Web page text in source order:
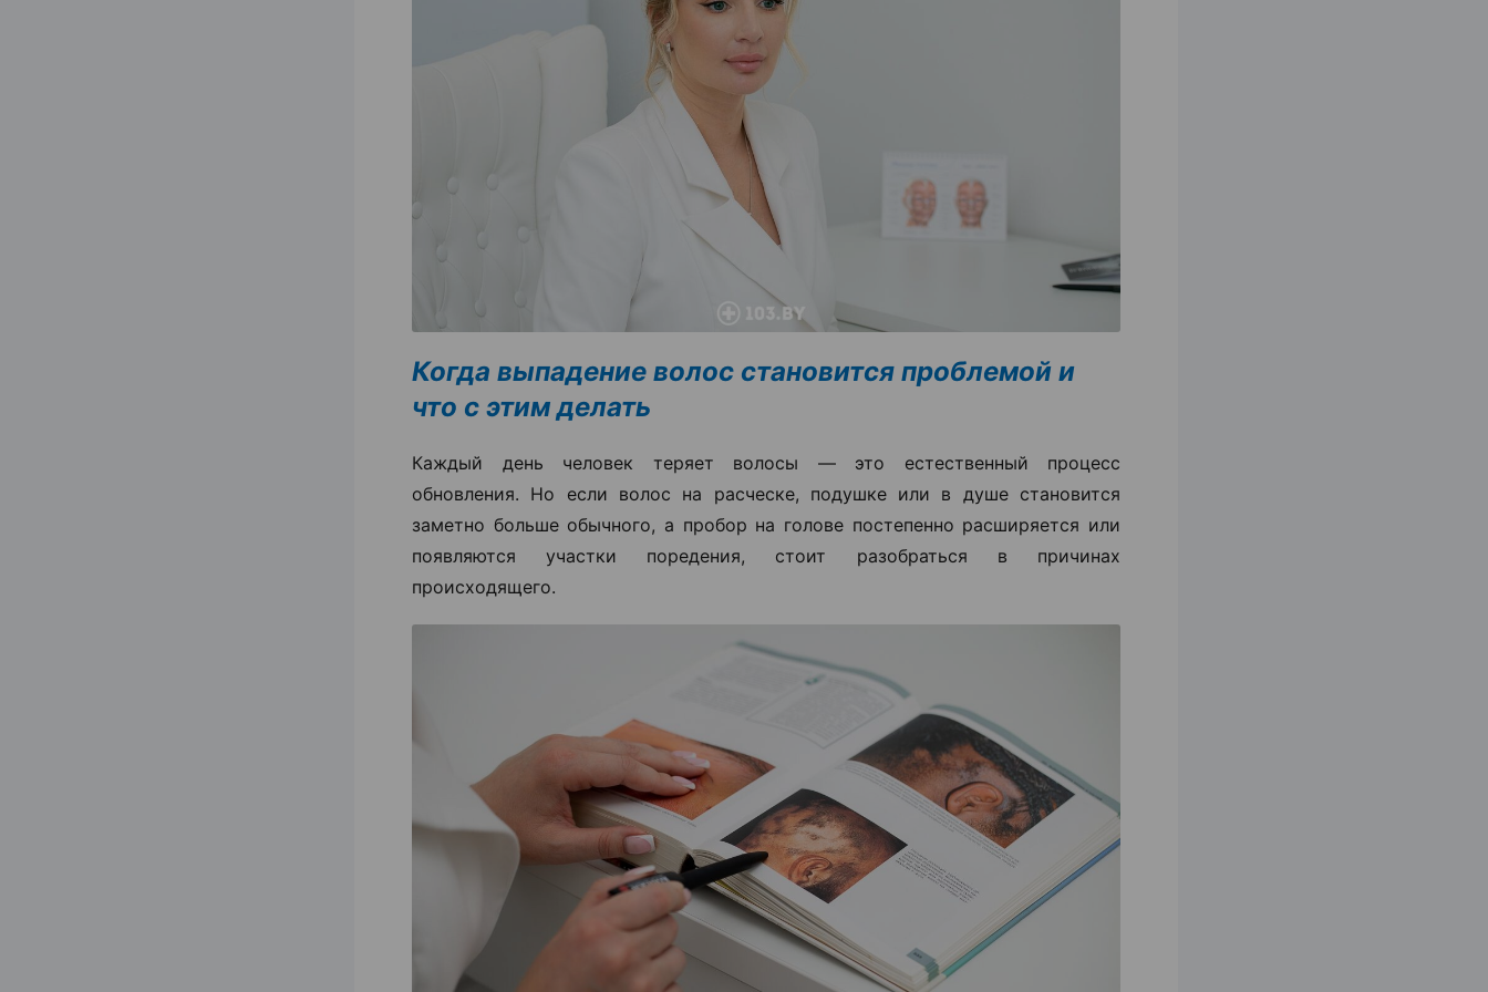
Когда выпадение волос становится проблемой и
что с этим делать
Каждый день человек теряет волосы — это естественный процесс
обновления. Но если волос на расческе, подушке или в душе становится
заметно больше обычного, а пробор на голове постепенно расширяется или
появляются участки поредения, стоит разобраться в причинах
происходящего.